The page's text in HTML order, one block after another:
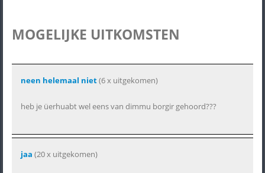
MOGELIJKE UITKOMSTEN
neen helemaal niet(6 x uitgekomen)
heb je üerhuabt wel eens van dimmu borgir gehoord???
jaa (20 x uitgekomen)